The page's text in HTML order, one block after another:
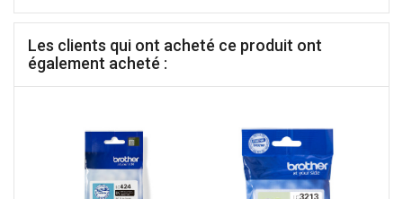
Les clients qui ont acheté ce produit ont
également acheté :